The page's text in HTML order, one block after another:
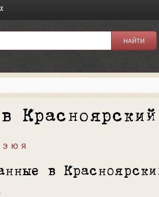
Э Ю Я
в